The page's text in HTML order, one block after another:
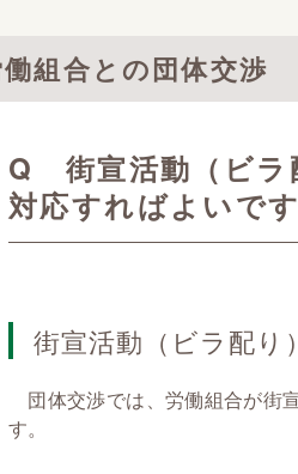
組合との団体交渉
Q 街宣活動（ビラ
対応すればよいです
街宣活動（ビラ配り）
団体交渉では、労働組合が街
す。